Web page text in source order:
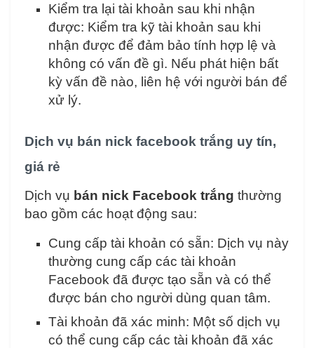
Kiểm tra lại tài khoản sau khi nhận
được: Kiểm tra kỹ tài khoản sau khi
nhận được để đảm bảo tính hợp lệ và
không có vấn đề gì. Nếu phát hiện bất
kỳ vấn đề nào, liên hệ với người bán để
xử lý.
Dịch vụ bán nick facebook trắng uy tín,
giá rẻ
Dịch vụ bán nick Facebook trắng thường
bao gồm các hoạt động sau:
Cung cấp tài khoản có sẵn: Dịch vụ này
thường cung cấp các tài khoản
Facebook đã được tạo sẵn và có thể
được bán cho người dùng quan tâm.
Tài khoản đã xác minh: Một số dịch vụ
có thể cung cấp các tài khoản đã xác